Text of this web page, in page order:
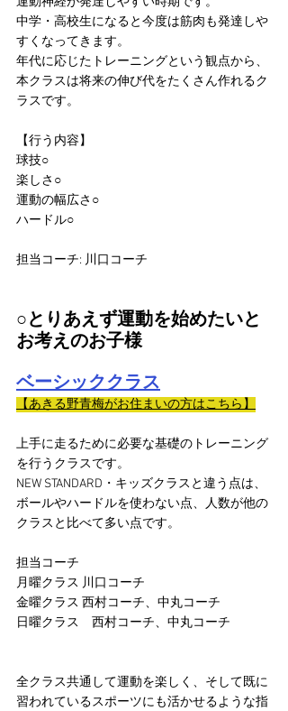
中学・高校生になると今度は筋肉も発達しや
すくなってきます。
年代に応じたトレーニングという観点から、
本クラスは将来の伸び代をたくさん作れるク
ラスです。
【行う内容】
球技○
楽しさ○
運動の幅広さ○
ハードル○
担当コーチ: 川口コーチ
○とりあえず運動を始めたいと
お考えのお子様
ベーシッククラス
【あきる野青梅がお住まいの方はこちら】
上手に走るために必要な基礎のトレーニング
を行うクラスです。
NEW STANDARD・キッズクラスと違う点は、
ボールやハードルを使わない点、人数が他の
クラスと比べて多い点です。
担当コーチ
月曜クラス 川口コーチ
金曜クラス 西村コーチ、中丸コーチ
日曜クラス　西村コーチ、中丸コーチ
全クラス共通して運動を楽しく、そして既に
習われているスポーツにも活かせるような指